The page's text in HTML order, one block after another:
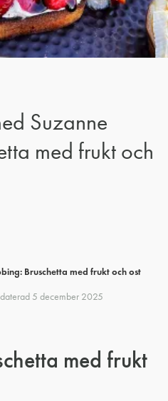
Suzanne
med frukt och
Bruschetta med frukt och ost
5 december 2025
med frukt